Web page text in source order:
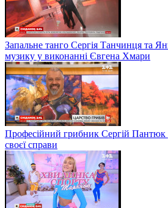
Запальне танго Сергія Танчинця та
музику у виконанні Євгена Хмари
Професійний грибник Сергій Пантюк
своєї справи